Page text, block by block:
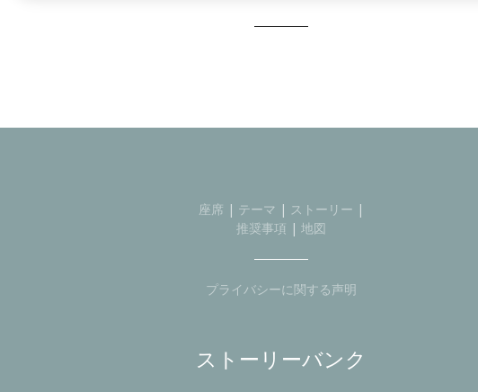
座席 | テーマ | ストーリー |
推奨事項 | 地図
プライバシーに関する声明
ストーリーバンク